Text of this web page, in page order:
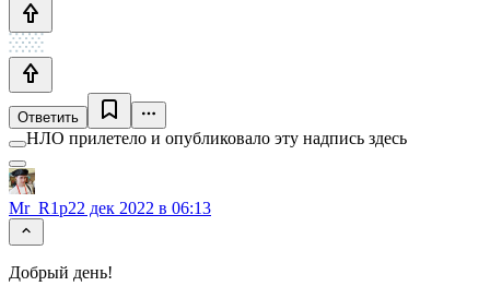
Ответить
НЛО прилетело и опубликовало эту надпись здесь
Mr_R1p22 дек 2022 в 06:13
Добрый день!